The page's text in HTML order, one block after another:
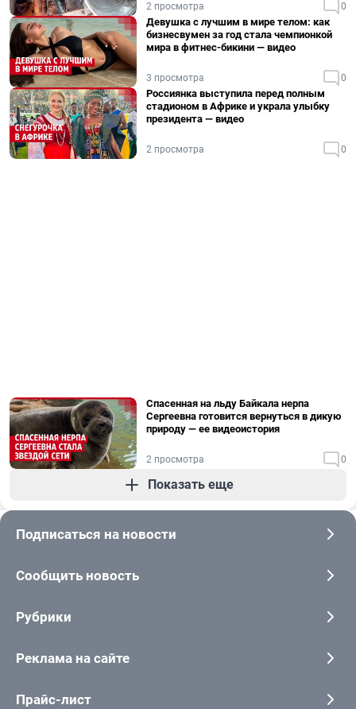
2 просмотра 0
Девушка с лучшим в мире телом: как
бизнесвумен за год стала чемпионкой
мира в фитнес-бикини — видео
3 просмотра 0
Россиянка выступила перед полным
стадионом в Африке и украла улыбку
президента — видео
2 просмотра 0
Спасенная на льду Байкала нерпа
Сергеевна готовится вернуться в дикую
природу — ее видеоистория
2 просмотра 0
Показать еще
Подписаться на новости
Сообщить новость
Рубрики
Реклама на сайте
Прайс-лист